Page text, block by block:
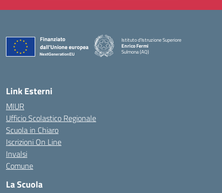
Istituto d'Istruzione Superiore
Enrico Fermi
Sulmona (AQ)
— Visita la pagina iniziale della scuola
Link Esterni
MIUR
Ufficio Scolastico Regionale
Scuola in Chiaro
Iscrizioni On Line
Invalsi
Comune
La Scuola